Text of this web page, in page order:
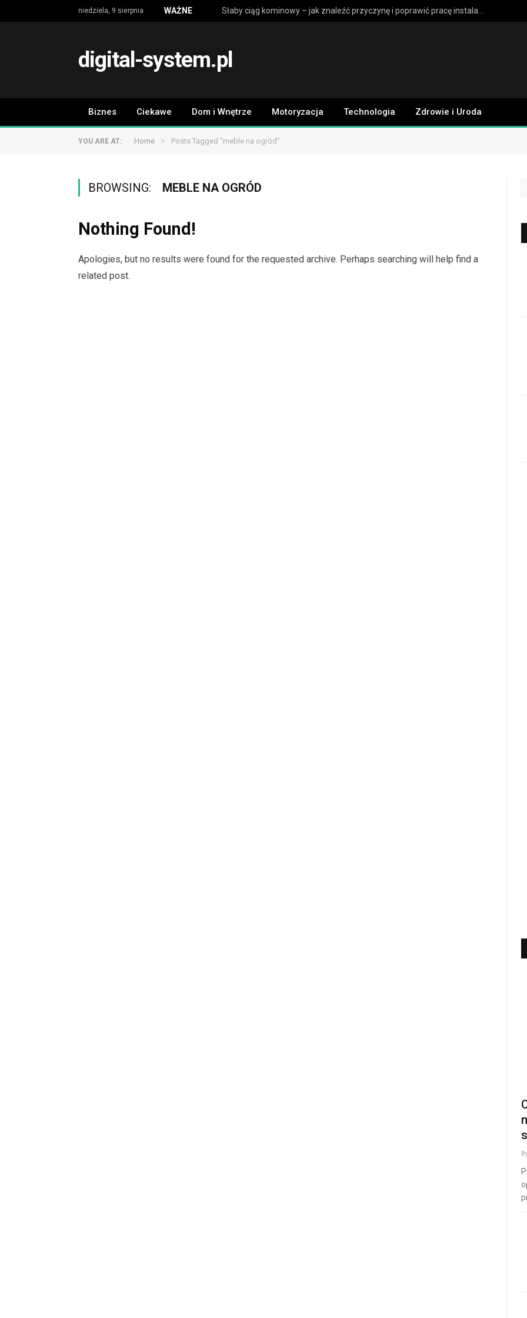
niedziela, 9 sierpnia WAŻNE Słaby ciąg kominowy – jak znaleźć przyczynę i poprawić pracę instalacji?
digital-system.pl
Biznes Ciekawe Dom i Wnętrze Motoryzacja Technologia Zdrowie i Uroda
YOU ARE AT: Home » Posts Tagged "meble na ogród"
BROWSING: MEBLE NA OGRÓD
Nothing Found!
Apologies, but no results were found for the requested archive. Perhaps searching will help find a
related post.